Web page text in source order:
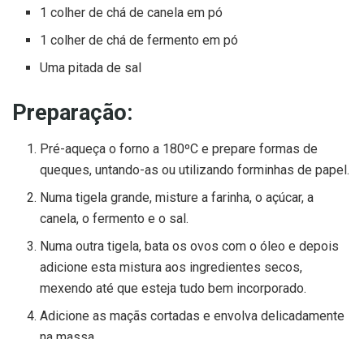
1 colher de chá de canela em pó
1 colher de chá de fermento em pó
Uma pitada de sal
Preparação:
Pré-aqueça o forno a 180ºC e prepare formas de
queques, untando-as ou utilizando forminhas de papel.
Numa tigela grande, misture a farinha, o açúcar, a
canela, o fermento e o sal.
Numa outra tigela, bata os ovos com o óleo e depois
adicione esta mistura aos ingredientes secos,
mexendo até que esteja tudo bem incorporado.
Adicione as maçãs cortadas e envolva delicadamente